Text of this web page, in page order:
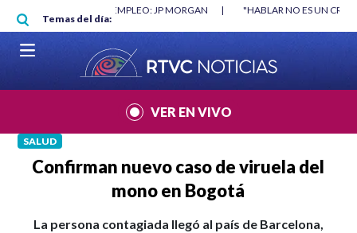
Pasar al contenido principal
Temas del día:
"HABLAR NO ES UN CRIMEN": CARTA DE BETO CORAL |
VER EN VIVO
SALUD
Confirman nuevo caso de viruela del
mono en Bogotá
La persona contagiada llegó al país de Barcelona,